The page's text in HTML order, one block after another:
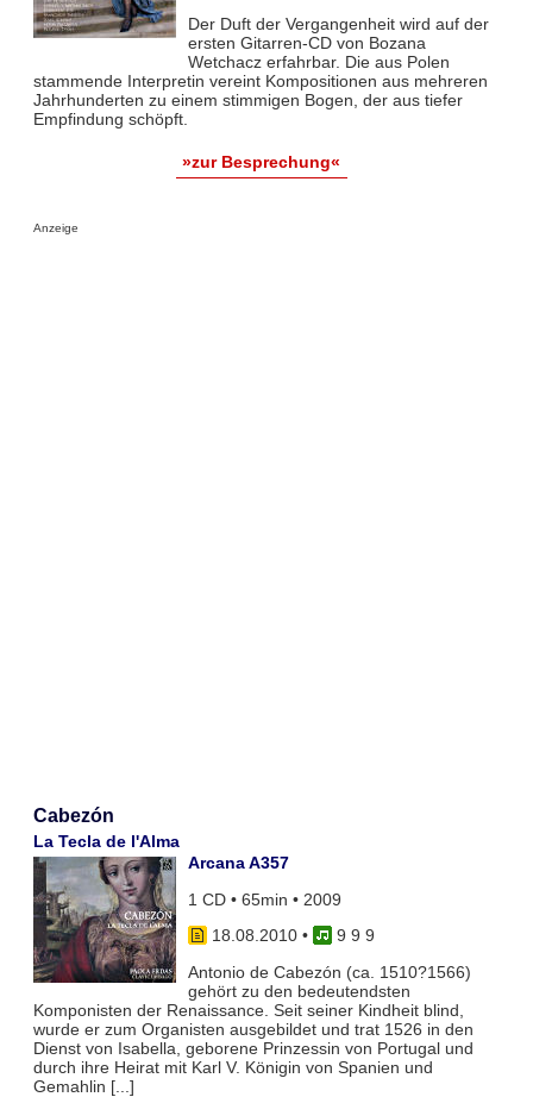
Der Duft der Vergangenheit wird auf der
ersten Gitarren-CD von Bozana
Wetchacz erfahrbar. Die aus Polen
stammende Interpretin vereint Kompositionen aus mehreren
Jahrhunderten zu einem stimmigen Bogen, der aus tiefer
Empfindung schöpft.
»zur Besprechung«
Anzeige
Cabezón
La Tecla de l'Alma
Arcana A357
1 CD • 65min • 2009
18.08.2010•
9 9 9
Antonio de Cabezón (ca. 1510?1566)
gehört zu den bedeutendsten
Komponisten der Renaissance. Seit seiner Kindheit blind,
wurde er zum Organisten ausgebildet und trat 1526 in den
Dienst von Isabella, geborene Prinzessin von Portugal und
durch ihre Heirat mit Karl V. Königin von Spanien und
Gemahlin [...]